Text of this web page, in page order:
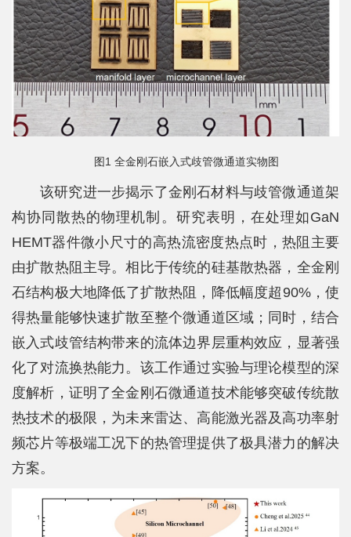
生
工
作
招
校
友
中
心
图1 全金刚石嵌入式歧管微通道实物图
该研究进一步揭示了金刚石材料与歧管微通道架
构协同散热的物理机制。研究表明，在处理如GaN
HEMT器件微小尺寸的高热流密度热点时，热阻主要
由扩散热阻主导。相比于传统的硅基散热器，全金刚
石结构极大地降低了扩散热阻，降低幅度超90%，使
得热量能够快速扩散至整个微通道区域；同时，结合
嵌入式歧管结构带来的流体边界层重构效应，显著强
化了对流换热能力。该工作通过实验与理论模型的深
度解析，证明了全金刚石微通道技术能够突破传统散
热技术的极限，为未来雷达、高能激光器及高功率射
频芯片等极端工况下的热管理提供了极具潜力的解决
方案。